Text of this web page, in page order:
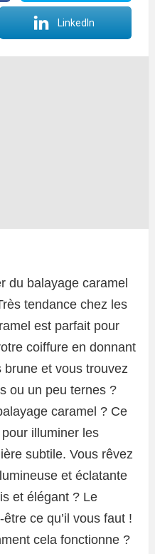
LinkedIn
du balayage caramel
tendance chez les
est parfait pour
coiffure en donnant
brune et vous trouvez
ou un peu ternes ?
caramel ? Ce
illuminer les
subtile. Vous rêvez
et éclatante
et élégant ? Le
ce qu’il vous faut !
cela fonctionne ?